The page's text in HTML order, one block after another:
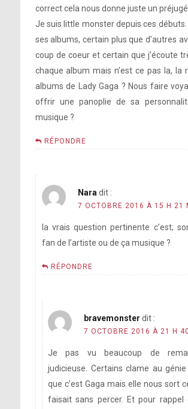
correct cela nous donne juste un préjugé…
Je suis little monster depuis ces débuts.
ses albums, certain plus que d’autres
coup de coeur et certain que j’écoute
chaque album mais n’est ce pas la, la
albums de Lady Gaga ? Nous faire
offrir une panoplie de sa
musique ?
RÉPONDRE
Nara dit :
7 OCTOBRE 2016 À 15 H 21
la vrais question pertinente c’est;
fan de l’artiste ou de ça musique ?
RÉPONDRE
bravemonster dit :
7 OCTOBRE 2016 À 21 H
Je pas vu beaucoup de
judicieuse. Certains clame au
que c’est Gaga mais elle nous sort
faisait sans percer. Et pour rappel